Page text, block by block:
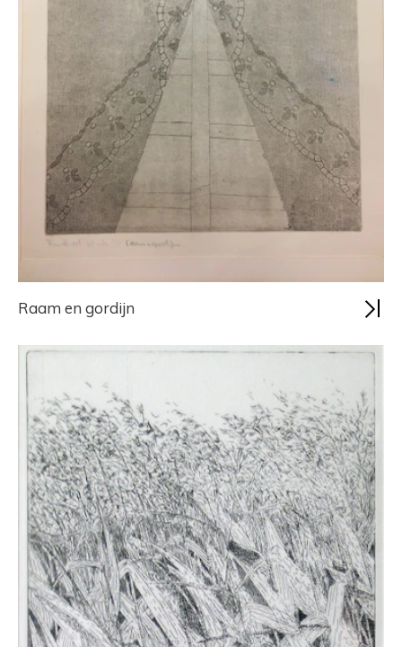
Raam en gordijn